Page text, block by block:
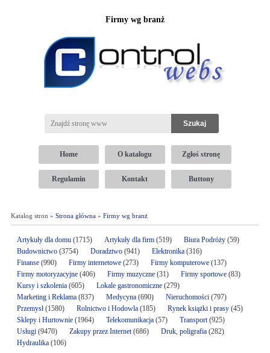
Firmy wg branż
Home O katalogu Zgłoś stronę
Regulamin Kontakt Buttony
Katalog stron » Strona główna» Firmy wg branż
Artykuły dla domu(1715) Artykuły dla firm(519) Biura Podróży(59)
Budownictwo(3754) Doradztwo(941) Elektronika (316)
Finanse(990) Firmy internetowe (273) Firmy komputerowe(137)
Firmy motoryzacyjne(406) Firmy muzyczne(31) Firmy sportowe(83)
Kursy i szkolenia(605) Lokale gastronomiczne(279)
Marketing i Reklama(837) Medycyna(690) Nieruchomości(797)
Przemysł(1580) Rolnictwo i Hodowla(185) Rynek książki i prasy(45)
Sklepy i Hurtownie(1964) Telekomunikacja(57) Transport(925)
Usługi(9470) Zakupy przez Internet(686) Druk, poligrafia(282)
Hydraulika(106)